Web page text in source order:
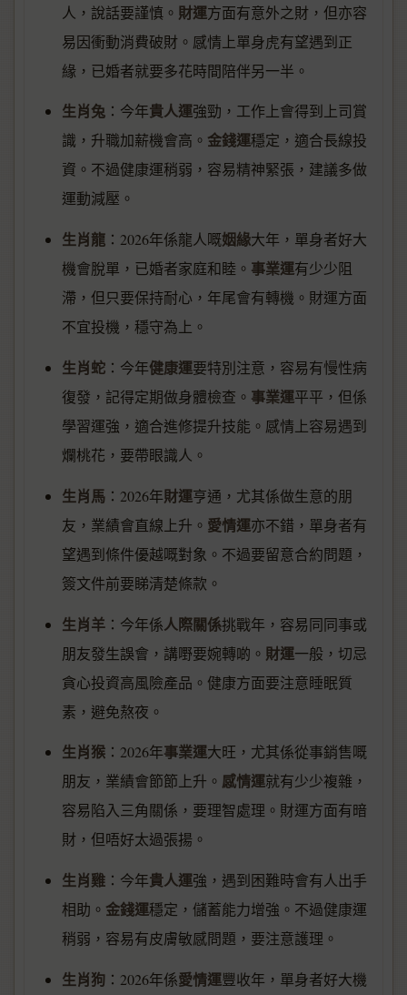
人，說話要謹慎。 財運方面有意外之財，但亦容
易因衝動消費破財。感情上單身虎有望遇到正
緣，已婚者就要多花時間陪伴另一半。
生肖兔 ：今年貴人運強勁，工作上會得到上司賞
識，升職加薪機會高。 金錢運穩定，適合長線投
資。不過健康運稍弱，容易精神緊張，建議多做
運動減壓。
生肖龍 ：2026年係龍人嘅姻緣大年，單身者好大
機會脫單，已婚者家庭和睦。 事業運有少少阻
滯，但只要保持耐心，年尾會有轉機。財運方面
不宜投機，穩守為上。
生肖蛇 ：今年健康運要特別注意，容易有慢性病
復發，記得定期做身體檢查。 事業運平平，但係
學習運強，適合進修提升技能。感情上容易遇到
爛桃花，要帶眼識人。
生肖馬 ：2026年財運亨通，尤其係做生意的朋
友，業績會直線上升。 愛情運亦不錯，單身者有
望遇到條件優越嘅對象。不過要留意合約問題，
簽文件前要睇清楚條款。
生肖羊 ：今年係人際關係挑戰年，容易同同事或
朋友發生誤會，講嘢要婉轉啲。 財運一般，切忌
貪心投資高風險產品。健康方面要注意睡眠質
素，避免熬夜。
生肖猴 ：2026年事業運大旺，尤其係從事銷售嘅
朋友，業績會節節上升。 感情運就有少少複雜，
容易陷入三角關係，要理智處理。財運方面有暗
財，但唔好太過張揚。
生肖雞 ：今年貴人運強，遇到困難時會有人出手
相助。 金錢運穩定，儲蓄能力增強。不過健康運
稍弱，容易有皮膚敏感問題，要注意護理。
生肖狗 ：2026年係愛情運豐收年，單身者好大機